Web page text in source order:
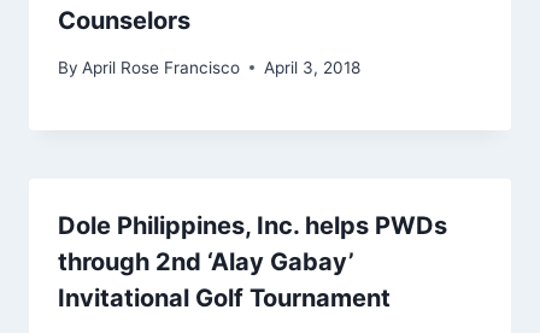
Counselors
By April Rose Francisco April 3, 2018
Dole Philippines, Inc. helps PWDs
through 2nd ‘Alay Gabay’
Invitational Golf Tournament